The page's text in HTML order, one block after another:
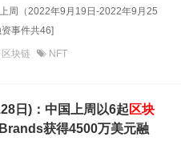
周（2022年9月19日-2022年9月25
事件共46]
区块链 NFT
日)：中国上周以6起 区块
获得4500万美元融